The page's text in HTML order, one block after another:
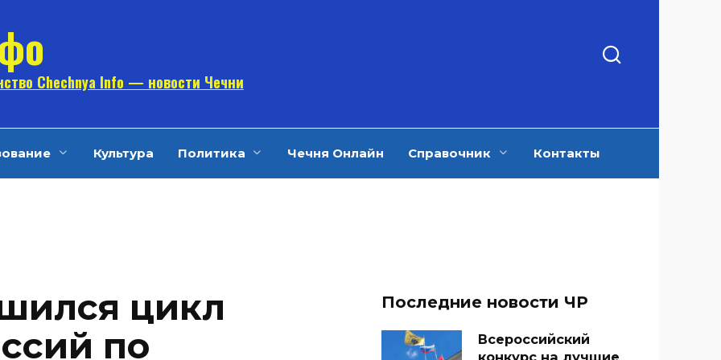
Chechnya Info — новости Чечни
Культура Политика Чечня Онлайн Справочник Контакты
цикл
по
Последние новости ЧР
Всероссийский
конкурс на лучшие